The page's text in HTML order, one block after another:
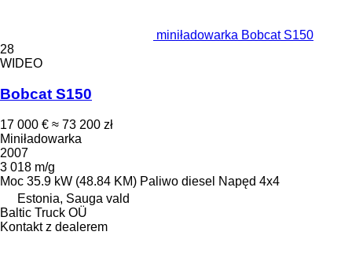
miniładowarka Bobcat S150
28
WIDEO
Bobcat S150
17 000 € ≈ 73 200 zł
Miniładowarka
2007
3 018 m/g
Moc 35.9 kW (48.84 KM) Paliwo diesel Napęd 4x4
Estonia, Sauga vald
Baltic Truck OÜ
Kontakt z dealerem